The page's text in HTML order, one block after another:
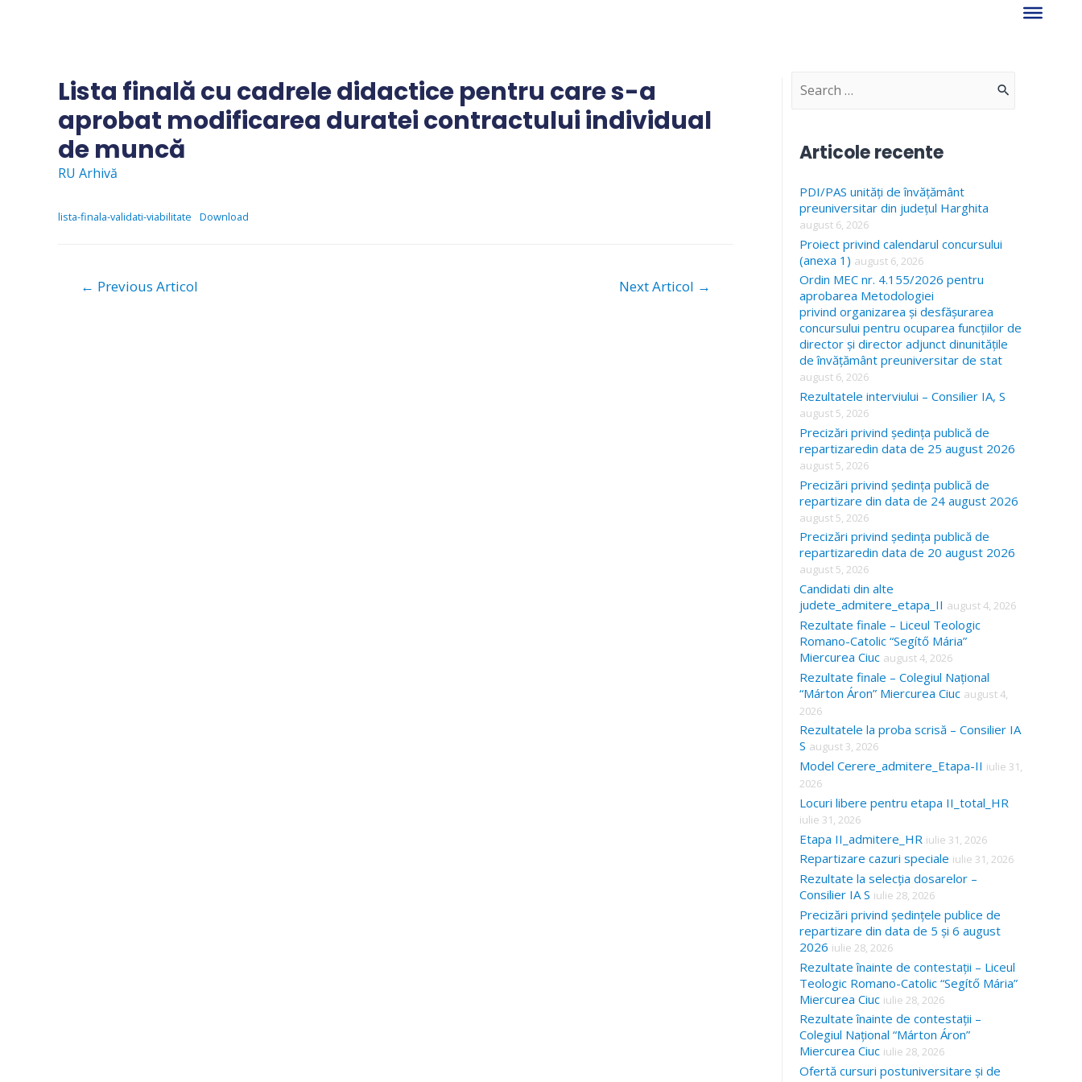
Lista finală cu cadrele didactice pentru care s-a
aprobat modificarea duratei contractului individual
de muncă
RU Arhivă
lista-finala-validati-viabilitate Download
Navigare
← Previous Articol Next Articol →
S
c
h
f
o
r
:
Articole recente
PDI/PAS unități de învățământ
preuniversitar din județul Harghita
august 6, 2026
Proiect privind calendarul concursului
(anexa 1) august 6, 2026
Ordin MEC nr. 4.155/2026 pentru
aprobarea Metodologiei
privind organizarea și desfășurarea
concursului pentru ocuparea funcțiilor de
director și director adjunct dinunitățile
de învățământ preuniversitar de stat
august 6, 2026
Rezultatele interviului – Consilier IA, S
august 5, 2026
Precizări privind ședința publică de
repartizaredin data de 25 august 2026
august 5, 2026
Precizări privind ședința publică de
repartizare din data de 24 august 2026
august 5, 2026
Precizări privind ședința publică de
repartizaredin data de 20 august 2026
august 5, 2026
Candidati din alte
judete_admitere_etapa_II august 4, 2026
Rezultate finale – Liceul Teologic
Romano-Catolic “Segítő Mária”
Miercurea Ciuc august 4, 2026
Rezultate finale – Colegiul Național
“Márton Áron” Miercurea Ciuc august 4,
2026
Rezultatele la proba scrisă – Consilier IA
S august 3, 2026
Model Cerere_admitere_Etapa-II iulie 31,
2026
Locuri libere pentru etapa II_total_HR
iulie 31, 2026
Etapa II_admitere_HR iulie 31, 2026
Repartizare cazuri speciale iulie 31, 2026
Rezultate la selecția dosarelor –
Consilier IA S iulie 28, 2026
Precizări privind ședințele publice de
repartizare din data de 5 și 6 august
2026 iulie 28, 2026
Rezultate înainte de contestații – Liceul
Teologic Romano-Catolic “Segítő Mária”
Miercurea Ciuc iulie 28, 2026
Rezultate înainte de contestații –
Colegiul Național “Márton Áron”
Miercurea Ciuc iulie 28, 2026
Ofertă cursuri postuniversitare și de